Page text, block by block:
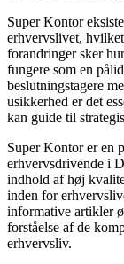
Super Kontor
erhvervslivet,
forandringer sker
fungere som en
beslutningstagere
usikkerhed er det
kan guide til
Super Kontor er en
erhvervsdrivende i
indhold af høj
inden for
informative artikler
forståelse af de
erhvervsliv.